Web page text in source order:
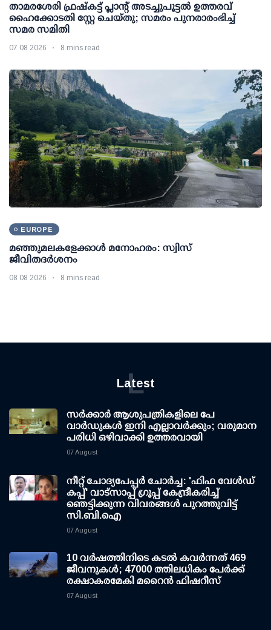
താമരശേരി ഫ്രഷ്കട്ട് പ്ലാന്റ് അടച്ചുപൂട്ടൽ ഉത്തരവ്
ഹൈക്കോടതി സ്റ്റേ ചെയ്തു; സമരം പുനരാരംഭിച്ച്
സമര സമിതി
07 08 2026 8 mins read
EUROPE
മഞ്ഞുമലകളേക്കാൾ മനോഹരം: സ്വിസ്
ജീവിതദർശനം
08 08 2026 8 mins read
Latest
L
സര്‍ക്കാര്‍ ആശുപത്രികളിലെ പേ
വാര്‍ഡുകള്‍ ഇനി എല്ലാവര്‍ക്കും; വരുമാന
പരിധി ഒഴിവാക്കി ഉത്തരവായി
07 August
നീറ്റ് ചോദ്യപേപ്പര്‍ ചോര്‍ച്ച: 'ഫിഫ വേള്‍ഡ്
കപ്പ്' വാട്സാപ്പ് ഗ്രൂപ്പ് കേന്ദ്രീകരിച്ച്
ഞെട്ടിക്കുന്ന വിവരങ്ങള്‍ പുറത്തുവിട്ട്
സി.ബി.ഐ
07 August
10 വര്‍ഷത്തിനിടെ കടല്‍ കവര്‍ന്നത് 469
ജീവനുകള്‍; 47000 ത്തിലധികം പേര്‍ക്ക്
രക്ഷാകരമേകി മറൈന്‍ ഫിഷറീസ്
07 August